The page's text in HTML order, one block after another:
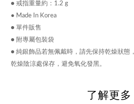
● 戒指重量約：1.2 g
● Made In Korea
● 單件販售
● 附專屬包裝袋
● 純銀飾品若無佩戴時，請先保持乾燥狀態
乾燥陰涼處保存，避免氧化發黑。
了解更多